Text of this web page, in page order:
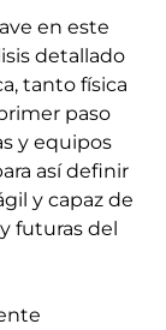
en este
detallado
tanto física
paso
y equipos
así definir
y capaz de
futuras del